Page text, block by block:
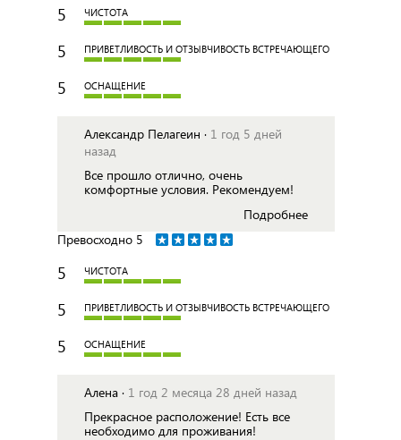
5 ЧИСТОТА
5 ПРИВЕТЛИВОСТЬ И ОТЗЫВЧИВОСТЬ ВСТРЕЧАЮЩЕГО
5 ОСНАЩЕНИЕ
Александр Пелагеин · 1 год 5 дней
назад
Все прошло отлично, очень
комфортные условия. Рекомендуем!
Подробнее
Превосходно 5
5 ЧИСТОТА
5 ПРИВЕТЛИВОСТЬ И ОТЗЫВЧИВОСТЬ ВСТРЕЧАЮЩЕГО
5 ОСНАЩЕНИЕ
Алена · 1 год 2 месяца 28 дней назад
Прекрасное расположение! Есть все
необходимо для проживания!